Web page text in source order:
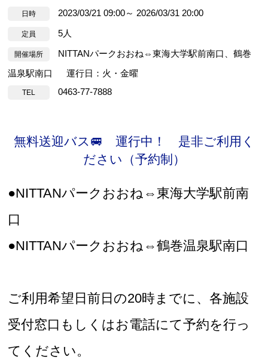
日時 2023/03/21 09:00～ 2026/03/31 20:00
定員 5人
開催場所
NITTANパークおおね⇔東海大学駅前南口、鶴巻
温泉駅南口 運行日：火・金曜
TEL 0463-77-7888
無料送迎バス🚐 運行中！ 是非ご利用く
ださい（予約制）
●NITTANパークおおね⇔東海大学駅前南
口
●NITTANパークおおね⇔鶴巻温泉駅南口
ご利用希望日前日の20時までに、各施設
受付窓口もしくはお電話にて予約を行っ
てください。